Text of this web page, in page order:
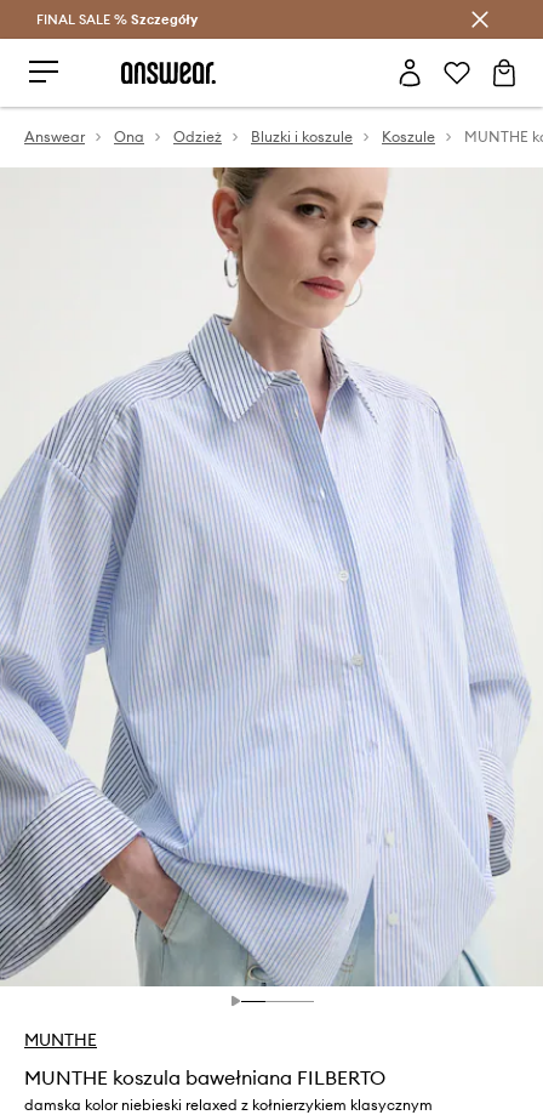
Oszczędzaj z Answear Club >
FINAL SALE % Szczegóły
Answear Ona Odzież Bluzki i koszule Koszule
MUNTHE
MUNTHE koszula bawełniana FILBERTO
damska kolor niebieski relaxed z kołnierzykiem klasycznym